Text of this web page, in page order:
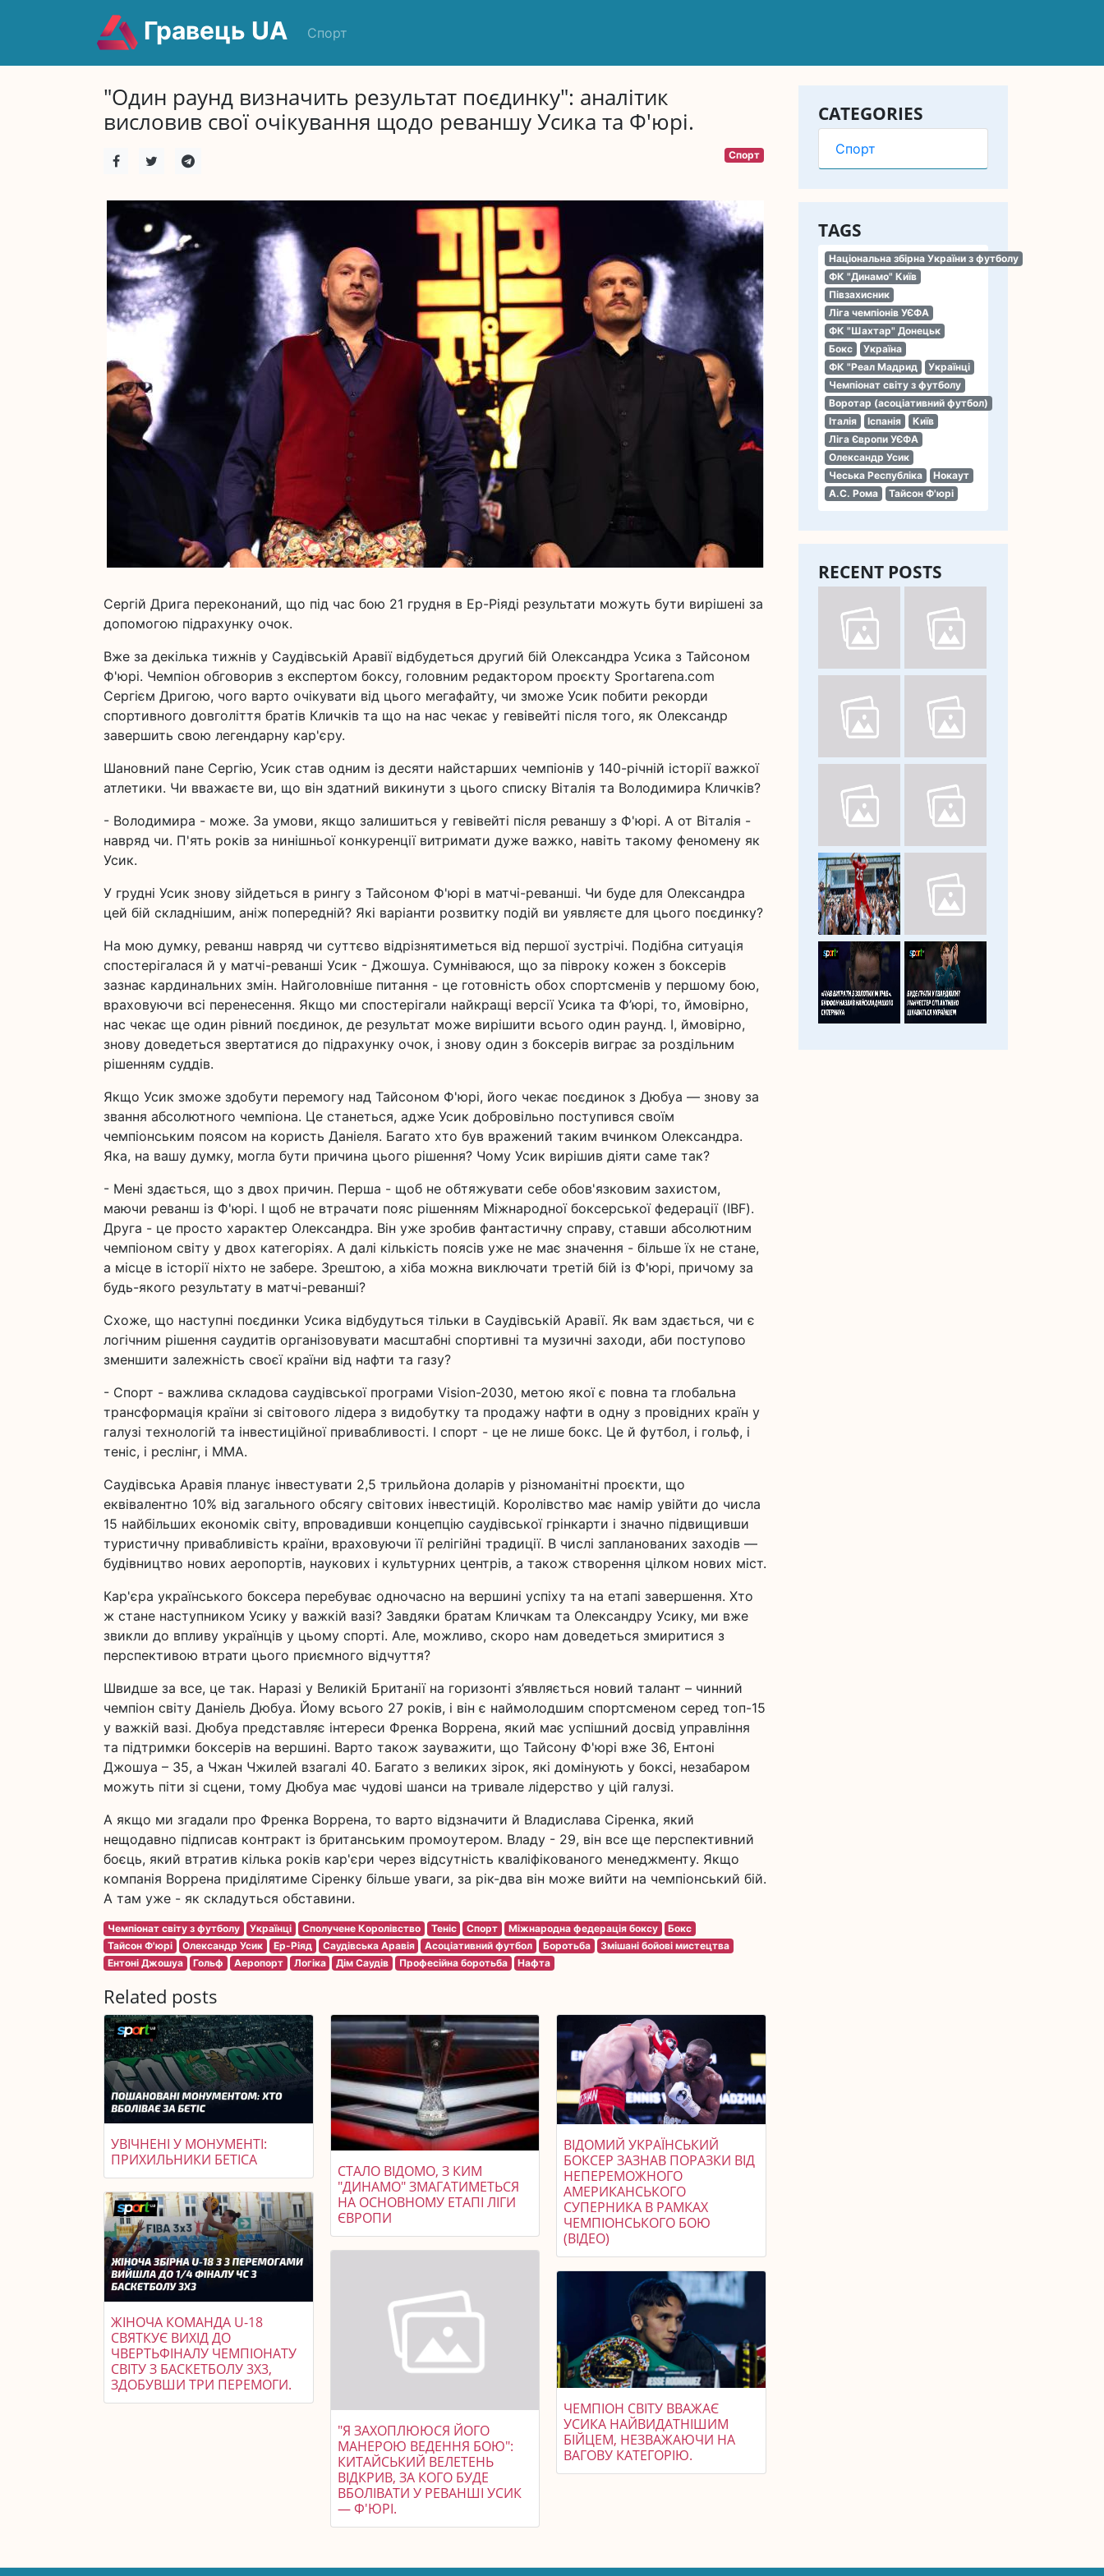
Гравець UA Спорт
CATEGORIES
Спорт
TAGS
Національна збірна України з футболу
ФК "Динамо" Київ
Півзахисник
Ліга чемпіонів УЄФА
ФК "Шахтар" Донецьк
Бокс
Україна
ФК "Реал Мадрид
Українці
Чемпіонат світу з футболу
Воротар (асоціативний футбол)
Італія
Іспанія
Київ
Ліга Європи УЄФА
Олександр Усик
Чеська Республіка
Нокаут
А.С. Рома
Тайсон Ф'юрі
RECENT POSTS
"Один раунд визначить результат поєдинку": аналітик
висловив свої очікування щодо реваншу Усика та Ф'юрі.
Спорт
Сергій Дрига переконаний, що під час бою 21 грудня в Ер-Ріяді результати можуть бути вирішені за
допомогою підрахунку очок.
Вже за декілька тижнів у Саудівській Аравії відбудеться другий бій Олександра Усика з Тайсоном
Ф'юрі. Чемпіон обговорив з експертом бокcу, головним редактором проєкту Sportarena.com
Сергієм Дригою, чого варто очікувати від цього мегафайту, чи зможе Усик побити рекорди
спортивного довголіття братів Кличків та що на нас чекає у гевівейті після того, як Олександр
завершить свою легендарну кар'єру.
Шановний пане Сергію, Усик став одним із десяти найстарших чемпіонів у 140-річній історії важкої
атлетики. Чи вважаєте ви, що він здатний викинути з цього списку Віталія та Володимира Кличків?
- Володимира - може. За умови, якщо залишиться у гевівейті після реваншу з Ф'юрі. А от Віталія -
навряд чи. П'ять років за нинішньої конкуренції витримати дуже важко, навіть такому феномену як
Усик.
У грудні Усик знову зійдеться в рингу з Тайсоном Ф'юрі в матчі-реванші. Чи буде для Олександра
цей бій складнішим, аніж попередній? Які варіанти розвитку подій ви уявляєте для цього поєдинку?
На мою думку, реванш навряд чи суттєво відрізнятиметься від першої зустрічі. Подібна ситуація
спостерігалася й у матчі-реванші Усик - Джошуа. Сумніваюся, що за півроку кожен з боксерів
зазнає кардинальних змін. Найголовніше питання - це готовність обох спортсменів у першому бою,
враховуючи всі перенесення. Якщо ми спостерігали найкращі версії Усика та Ф’юрі, то, ймовірно,
нас чекає ще один рівний поєдинок, де результат може вирішити всього один раунд. І, ймовірно,
знову доведеться звертатися до підрахунку очок, і знову один з боксерів виграє за роздільним
рішенням суддів.
Якщо Усик зможе здобути перемогу над Тайсоном Ф'юрі, його чекає поєдинок з Дюбуа — знову за
звання абсолютного чемпіона. Це станеться, адже Усик добровільно поступився своїм
чемпіонським поясом на користь Даніеля. Багато хто був вражений таким вчинком Олександра.
Яка, на вашу думку, могла бути причина цього рішення? Чому Усик вирішив діяти саме так?
- Мені здається, що з двох причин. Перша - щоб не обтяжувати себе обов'язковим захистом,
маючи реванш із Ф'юрі. І щоб не втрачати пояс рішенням Міжнародної боксерської федерації (IBF).
Друга - це просто характер Олександра. Він уже зробив фантастичну справу, ставши абсолютним
чемпіоном світу у двох категоріях. А далі кількість поясів уже не має значення - більше їх не стане,
а місце в історії ніхто не забере. Зрештою, а хіба можна виключати третій бій із Ф'юрі, причому за
будь-якого результату в матчі-реванші?
Схоже, що наступні поєдинки Усика відбудуться тільки в Саудівській Аравії. Як вам здається, чи є
логічним рішення саудитів організовувати масштабні спортивні та музичні заходи, аби поступово
зменшити залежність своєї країни від нафти та газу?
- Спорт - важлива складова саудівської програми Vision-2030, метою якої є повна та глобальна
трансформація країни зі світового лідера з видобутку та продажу нафти в одну з провідних країн у
галузі технологій та інвестиційної привабливості. І спорт - це не лише бокс. Це й футбол, і гольф, і
теніс, і реслінг, і ММА.
Саудівська Аравія планує інвестувати 2,5 трильйона доларів у різноманітні проєкти, що
еквівалентно 10% від загального обсягу світових інвестицій. Королівство має намір увійти до числа
15 найбільших економік світу, впровадивши концепцію саудівської грінкарти і значно підвищивши
туристичну привабливість країни, враховуючи її релігійні традиції. В числі запланованих заходів —
будівництво нових аеропортів, наукових і культурних центрів, а також створення цілком нових міст.
Кар'єра українського боксера перебуває одночасно на вершині успіху та на етапі завершення. Хто
ж стане наступником Усику у важкій вазі? Завдяки братам Кличкам та Олександру Усику, ми вже
звикли до впливу українців у цьому спорті. Але, можливо, скоро нам доведеться змиритися з
перспективою втрати цього приємного відчуття?
Швидше за все, це так. Наразі у Великій Британії на горизонті з’являється новий талант – чинний
чемпіон світу Даніель Дюбуа. Йому всього 27 років, і він є наймолодшим спортсменом серед топ-15
у важкій вазі. Дюбуа представляє інтереси Френка Воррена, який має успішний досвід управління
та підтримки боксерів на вершині. Варто також зауважити, що Тайсону Ф'юрі вже 36, Ентоні
Джошуа – 35, а Чжан Чжилей взагалі 40. Багато з великих зірок, які домінують у боксі, незабаром
можуть піти зі сцени, тому Дюбуа має чудові шанси на тривале лідерство у цій галузі.
А якщо ми згадали про Френка Воррена, то варто відзначити й Владислава Сіренка, який
нещодавно підписав контракт із британським промоутером. Владу - 29, він все ще перспективний
боєць, який втратив кілька років кар'єри через відсутність кваліфікованого менеджменту. Якщо
компанія Воррена приділятиме Сіренку більше уваги, за рік-два він може вийти на чемпіонський бій.
А там уже - як складуться обставини.
Чемпіонат світу з футболу Українці Сполучене Королівство Теніс Спорт Міжнародна федерація боксу
Бокс
Тайсон Ф'юрі
Олександр Усик Ер-Ріяд Саудівська Аравія Асоціативний футбол Боротьба
Змішані бойові мистецтва
Ентоні Джошуа
Гольф Аеропорт Логіка Дім Саудів Професійна боротьба Нафта
Related posts
УВІЧНЕНІ У МОНУМЕНТІ:
ПРИХИЛЬНИКИ БЕТІСА
ЖІНОЧА КОМАНДА U-18
СВЯТКУЄ ВИХІД ДО
ЧВЕРТЬФІНАЛУ ЧЕМПІОНАТУ
СВІТУ З БАСКЕТБОЛУ 3X3,
ЗДОБУВШИ ТРИ ПЕРЕМОГИ.
СТАЛО ВІДОМО, З КИМ
"ДИНАМО" ЗМАГАТИМЕТЬСЯ
НА ОСНОВНОМУ ЕТАПІ ЛІГИ
ЄВРОПИ
"Я ЗАХОПЛЮЮСЯ ЙОГО
МАНЕРОЮ ВЕДЕННЯ БОЮ":
КИТАЙСЬКИЙ ВЕЛЕТЕНЬ
ВІДКРИВ, ЗА КОГО БУДЕ
ВБОЛІВАТИ У РЕВАНШІ УСИК
— Ф'ЮРІ.
ВІДОМИЙ УКРАЇНСЬКИЙ
БОКСЕР ЗАЗНАВ ПОРАЗКИ ВІД
НЕПЕРЕМОЖНОГО
АМЕРИКАНСЬКОГО
СУПЕРНИКА В РАМКАХ
ЧЕМПІОНСЬКОГО БОЮ
(ВІДЕО)
ЧЕМПІОН СВІТУ ВВАЖАЄ
УСИКА НАЙВИДАТНІШИМ
БІЙЦЕМ, НЕЗВАЖАЮЧИ НА
ВАГОВУ КАТЕГОРІЮ.